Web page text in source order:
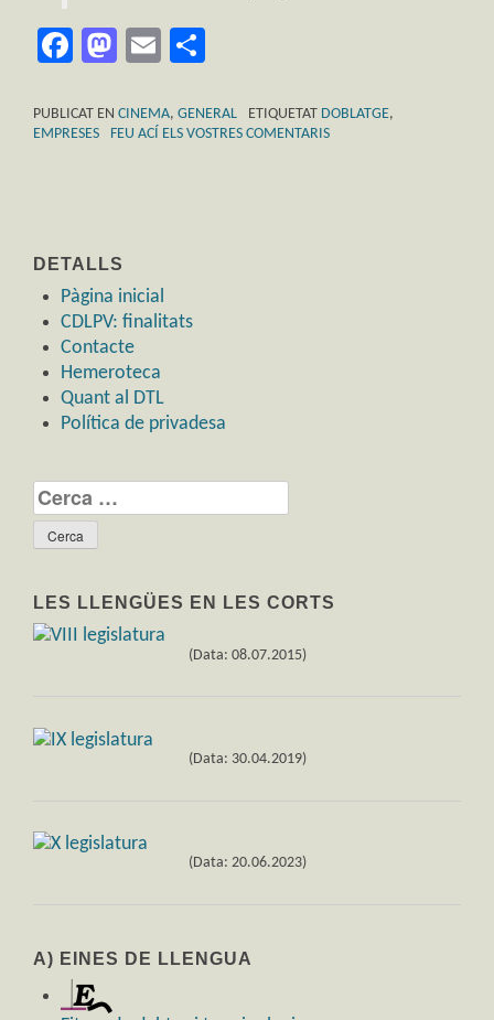
Facebook
Mastodon
Email
PUBLICAT EN CINEMA, GENERAL ETIQUETAT DOBLATGE,
EMPRESES
FEU ACÍ ELS VOSTRES COMENTARIS
DETALLS
Pàgina inicial
CDLPV: finalitats
Contacte
Hemeroteca
Quant al DTL
Política de privadesa
Cerca:
LES LLENGÜES EN LES CORTS
(Data: 08.07.2015)
(Data: 30.04.2019)
(Data: 20.06.2023)
A) EINES DE LLENGUA